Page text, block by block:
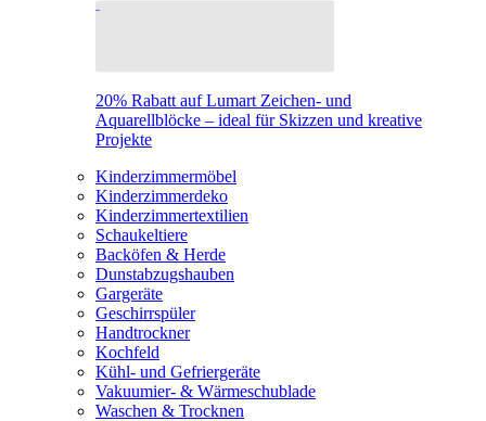
20% Rabatt auf Lumart Zeichen- und
Aquarellblöcke – ideal für Skizzen und kreative
Projekte
Kinderzimmermöbel
Kinderzimmerdeko
Kinderzimmertextilien
Schaukeltiere
Backöfen & Herde
Dunstabzugshauben
Gargeräte
Geschirrspüler
Handtrockner
Kochfeld
Kühl- und Gefriergeräte
Vakuumier- & Wärmeschublade
Waschen & Trocknen